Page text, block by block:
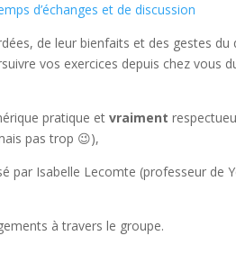
d’échanges et de discussion
de leur bienfaits et des gestes
vos exercices depuis chez vous
pratique etvraiment
pas trop 😉),
par Isabelle Lecomte (professeur de
à travers le groupe.